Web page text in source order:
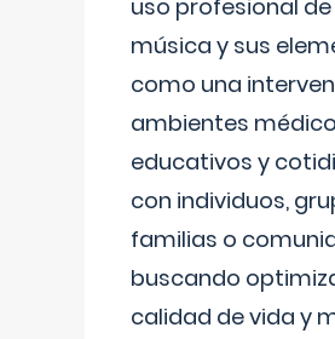
uso profesional de
música y sus
como una
ambientes
educativos y
con individuos,
familias o
buscando
calidad de vida y